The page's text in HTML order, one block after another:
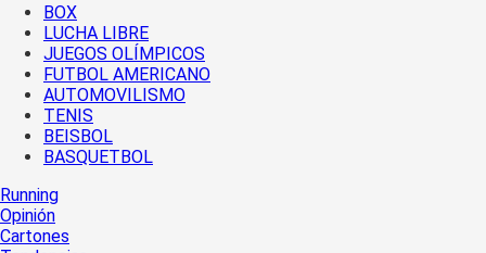
BOX
LUCHA LIBRE
JUEGOS OLÍMPICOS
FUTBOL AMERICANO
AUTOMOVILISMO
TENIS
BEISBOL
BASQUETBOL
Running
Opinión
Cartones